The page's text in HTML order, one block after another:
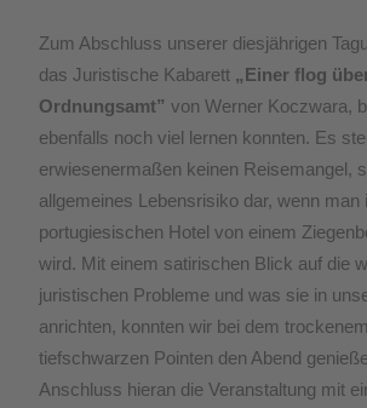
Zum Abschluss unserer diesjährigen
das Juristische Kabarett „Einer flog
Ordnungsamt” von Werner Koczwara,
ebenfalls noch viel lernen konnten. Es
erwiesenermaßen keinen Reisemangel,
allgemeines Lebensrisiko dar, wenn man
portugiesischen Hotel von einem
wird. Mit einem satirischen Blick auf die
juristischen Probleme und was sie in
anrichten, konnten wir bei dem
tiefschwarzen Pointen den Abend
Anschluss hieran die Veranstaltung mit